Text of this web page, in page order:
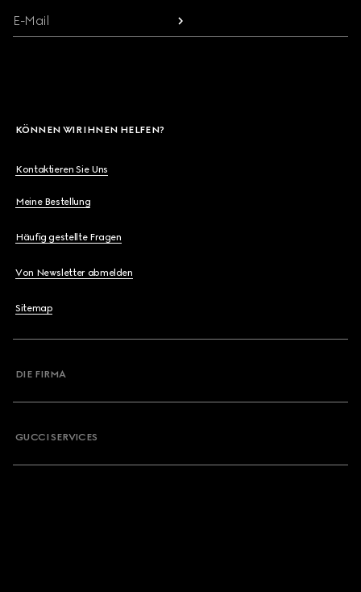
E-Mail
KÖNNEN WIR IHNEN HELFEN?
Kontaktieren Sie Uns
Meine Bestellung
Häufig gestellte Fragen
Von Newsletter abmelden
Sitemap
DIE FIRMA
GUCCI SERVICES